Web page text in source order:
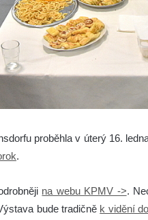
proběhla v úterý 16.
.
na webu KPMV ->.
bude tradičně k vidění